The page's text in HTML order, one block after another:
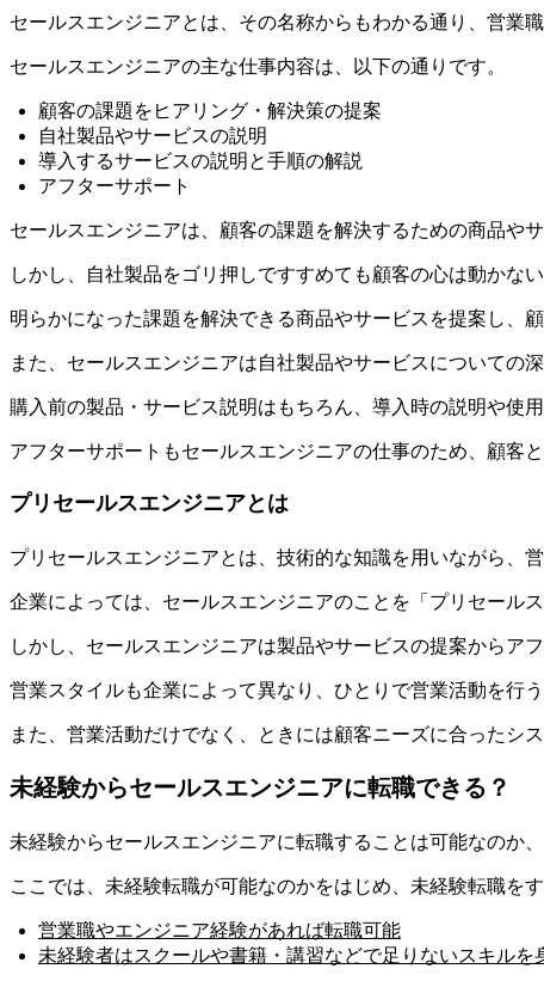
セールスエンジニアとは、その名称からもわかる通り、 営業
​​セールスエンジニアの主な仕事内容は、以下の通りです。​
​​顧客の課題をヒアリング・解決策の提案​
​​自社製品やサービスの説明​
​​導入するサービスの説明と手順の解説​
​​アフターサポート​
セールスエンジニアは、顧客の課題を解決するための商品や
しかし、自社製品をゴリ押しですすめても顧客の心は動かな
明らかになった課題を解決できる商品やサービスを提案し、
また、セールスエンジニアは自社製品やサービスについての
購入前の製品・サービス説明はもちろん、導入時の説明や使
アフターサポートもセールスエンジニアの仕事のため、顧客
プリセールスエンジニアとは
プリセールスエンジニアとは、技術的な知識を用いながら、
企業によっては、セールスエンジニアのことを「プリセール
しかし、セールスエンジニアは製品やサービスの提案からア
営業スタイルも企業によって異なり、ひとりで営業活動を行
また、営業活動だけでなく、ときには顧客ニーズに合ったシ
​​未経験からセールスエンジニアに転職できる？
未経験からセールスエンジニアに転職することは可能なのか
ここでは、​​未経験転職が可能なのかをはじめ、未経験転職を
営業職やエンジニア経験があれば転職可能
未経験者はスクールや書籍・講習などで足りないスキルを